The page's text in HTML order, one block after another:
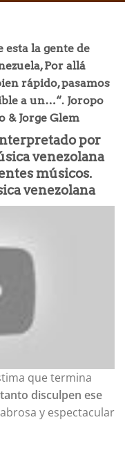
esta la gente de
Por allá
rápido, pasamos
a un…“. Joropo
& Jorge Glem
por
venezolana
músicos.
venezolana
que termina
disculpen ese
y espectacular